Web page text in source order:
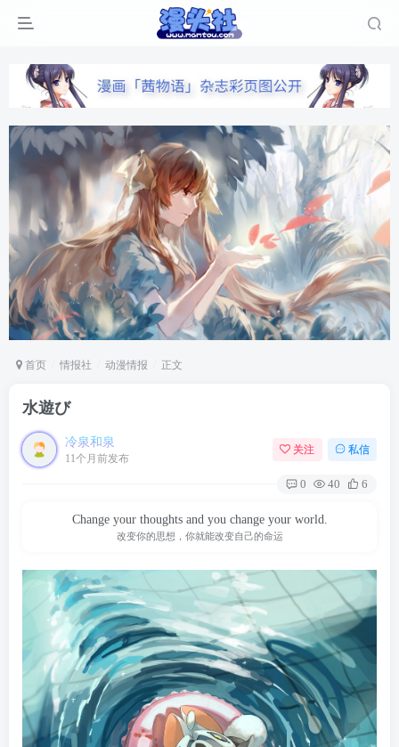
首页 情报社 动漫情报 正文
水遊び
冷泉和泉
11个月前发布
关注 私信
0 40 6
Change your thoughts and you change your world.
改变你的思想，你就能改变自己的命运